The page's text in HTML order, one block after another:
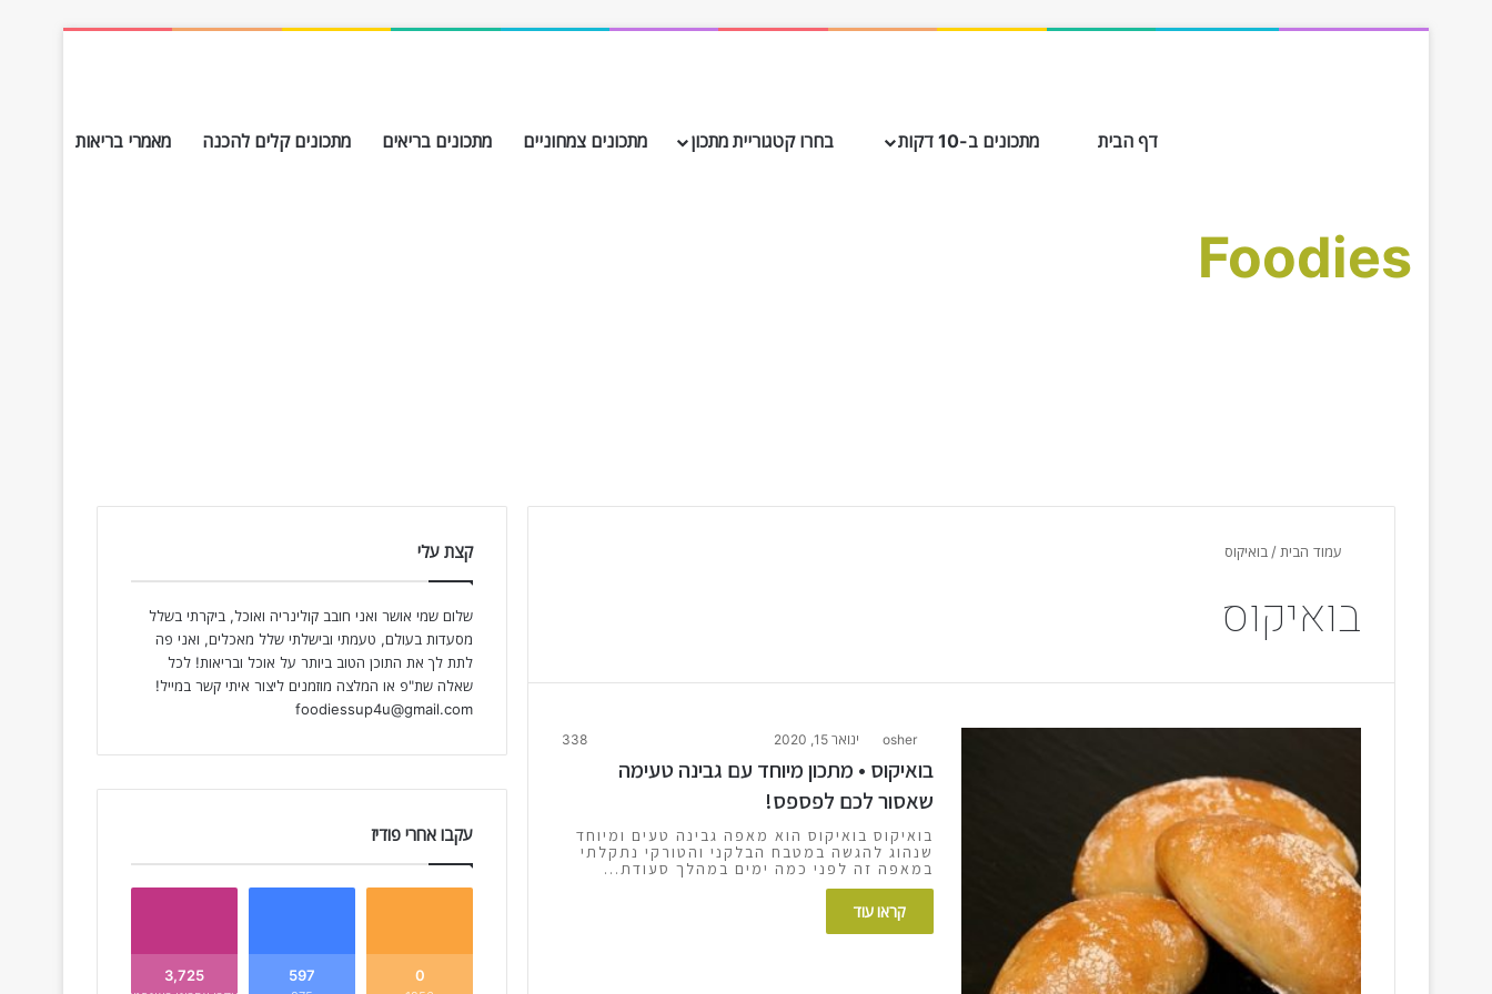
Foodies
דף הבית מתכונים ב-10 דקות בחרו קטגוריית מתכון מתכונים צמחוניים מתכונים בריאים מתכונים קלים להכנה מאמרי בריאות
עמוד הבית / בואיקוס
בואיקוס
osher ינואר 15, 2020 338
בואיקוס • מתכון מיוחד עם גבינה טעימה
שאסור לכם לפספס!
בואיקוס בואיקוס הוא מאפה גבינה טעים ומיוחד
שנהוג להגשה במטבח הבלקני והטורקי נתקלתי
במאפה זה לפני כמה ימים במהלך סעודת…
קראו עוד
קצת עלי
שלום שמי אושר ואני חובב קולינריה ואוכל, ביקרתי בשלל
מסעדות בעולם, טעמתי ובישלתי שלל מאכלים, ואני פה
לתת לך את התוכן הטוב ביותר על אוכל ובריאות! לכל
שאלה שת"פ או המלצה מוזמנים ליצור איתי קשר במייל!
foodiessup4u@gmail.com
עקבו אחרי פודיז
0
597
3,725